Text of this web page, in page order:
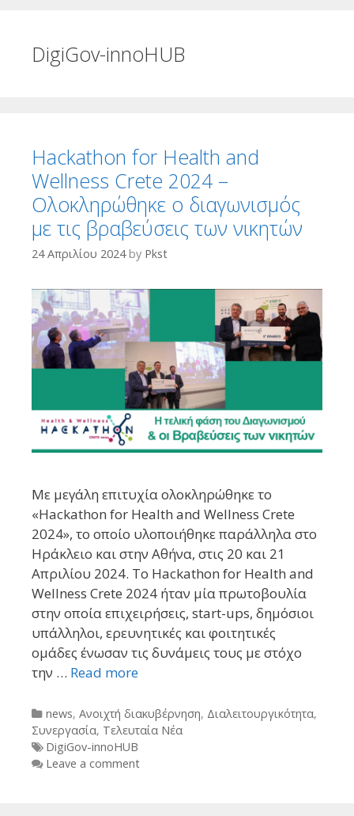
DigiGov-innoHUB
Hackathon for Health and
Wellness Crete 2024 –
Ολοκληρώθηκε ο διαγωνισμός
με τις βραβεύσεις των νικητών
24 Απριλίου 2024 by Pkst
Με μεγάλη επιτυχία ολοκληρώθηκε το
«Hackathon for Health and Wellness Crete
2024», το οποίο υλοποιήθηκε παράλληλα στο
Ηράκλειο και στην Αθήνα, στις 20 και 21
Απριλίου 2024. Το Hackathon for Health and
Wellness Crete 2024 ήταν μία πρωτοβουλία
στην οποία επιχειρήσεις, start-ups, δημόσιοι
υπάλληλοι, ερευνητικές και φοιτητικές
ομάδες ένωσαν τις δυνάμεις τους με στόχο
την … Read more
Categories
news, Ανοιχτή διακυβέρνηση, Διαλειτουργικότητα,
Συνεργασία, Τελευταία Νέα
Tags
DigiGov-innoHUB
Leave a comment